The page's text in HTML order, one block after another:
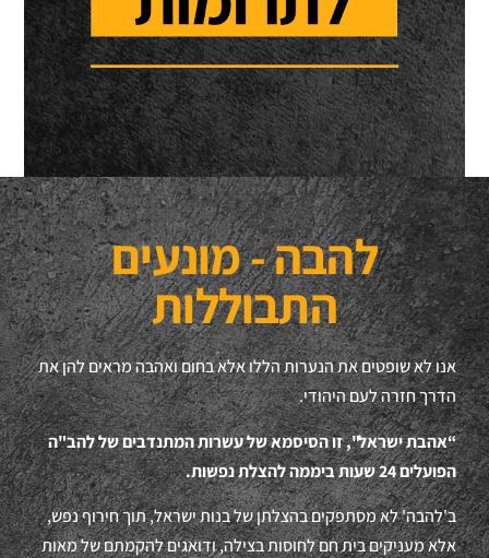
להבה - מונעים
התבוללות
אנו לא שופטים את הנערות הללו אלא בחום ואהבה מראים להן את
הדרך חזרה לעם היהודי.
“אהבת ישראל", זו הסיסמא של עשרות המתנדבים של להב"ה
הפועלים 24 שעות ביממה להצלת נפשות.
ב'להבה' לא מסתפקים בהצלתן של בנות ישראל, תוך חירוף נפש,
אלא מעניקים בית חם לחוסות בצילה, ודואגים להקמתם של מאות